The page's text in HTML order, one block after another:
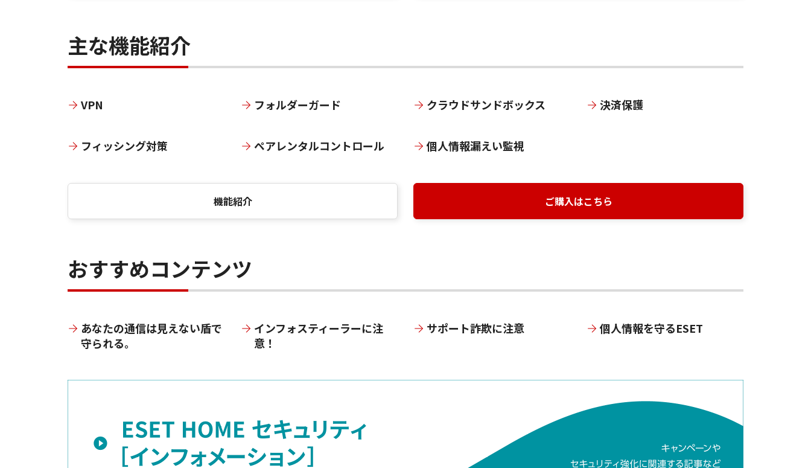
主な機能紹介
VPN フォルダーガード クラウドサンドボックス 決済保護
フィッシング対策 ペアレンタルコントロール 個人情報漏えい監視
機能紹介 ご購入はこちら
おすすめコンテンツ
あなたの通信は見えない盾で
守られる。
インフォスティーラーに注
意！
サポート詐欺に注意 個人情報を守るESET